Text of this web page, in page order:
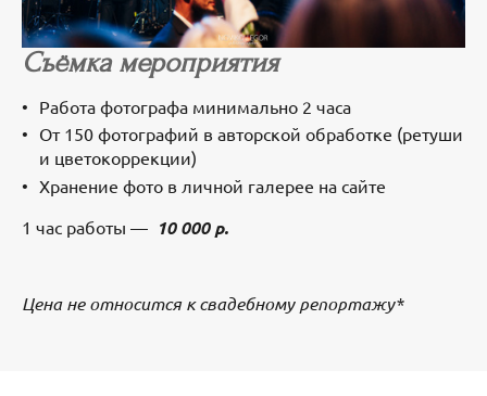
Съёмка мероприятия
Работа фотографа минимально 2 часа
От 150 фотографий в авторской обработке (ретуши
и цветокоррекции)
Хранение фото в личной галерее на сайте
1 час работы — 10 000 р.
Цена не относится к свадебному репортажу*